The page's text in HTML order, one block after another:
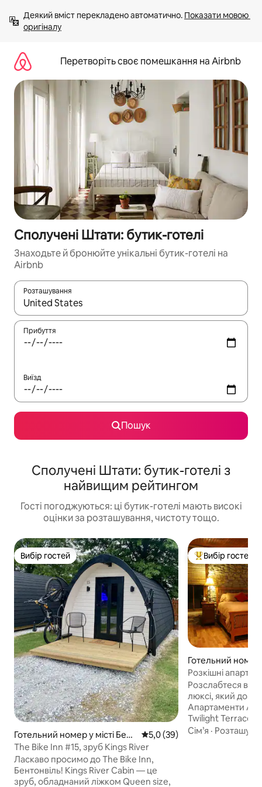
вмісту
Деякий вміст перекладено автоматично. Показати мовою
оригіналу
Перетворіть своє помешкання на Airbnb
Сполучені Штати: бутик-готелі
Знаходьте й бронюйте унікальні бутик-готелі на
Airbnb
Розташування
Отримавши результати пошуку, використовуйте для
Прибуття
Виїзд
Пошук
Сполучені Штати: бутик-готелі з
найвищим рейтингом
Гості погоджуються: ці бутик-готелі мають високі
оцінки за розташування, чистоту тощо.
Вибір гостей
Вибір гостей
Готельний номер у місті Бент
онвіль
Середня оцінка: 5,0 з 5,
5,0 (39)
The Bike Inn #15, зруб Kings River
Ласкаво просимо до The Bike Inn,
Бентонвіль! Kings River Cabin — це
зруб, обладнаний ліжком Queen size,
Топ вибір гостей
Вибір гостей
Готельний номер
reka Springs
Розкішні
приватність і
Розслабтеся в
люксі, який
Апартаменти
Twilight Terrace
дивовижних
Сім’я ·